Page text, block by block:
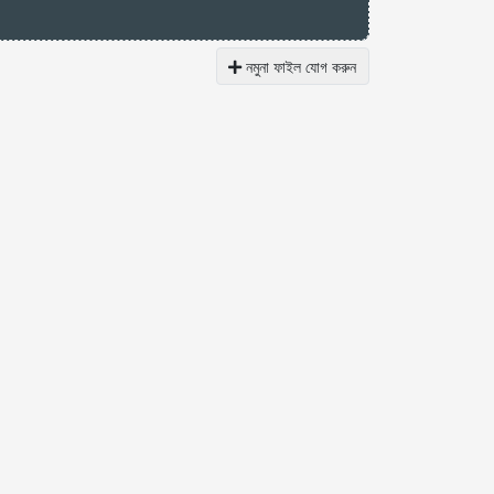
নমুনা ফাইল যোগ করুন